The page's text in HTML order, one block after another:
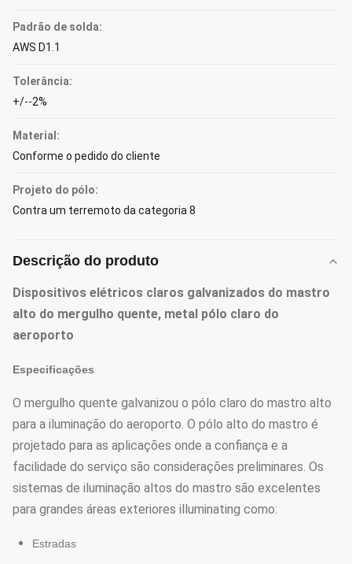
Padrão de solda:
AWS D1.1
Tolerância:
+/--2%
Material:
Conforme o pedido do cliente
Projeto do pólo:
Contra um terremoto da categoria 8
Descrição do produto
Dispositivos elétricos claros galvanizados do mastro
alto do mergulho quente, metal pólo claro do
aeroporto
Especificações
O mergulho quente galvanizou o pólo claro do mastro alto
para a iluminação do aeroporto. O pólo alto do mastro é
projetado para as aplicações onde a confiança e a
facilidade do serviço são considerações preliminares. Os
sistemas de iluminação altos do mastro são excelentes
para grandes áreas exteriores illuminating como:
Estradas